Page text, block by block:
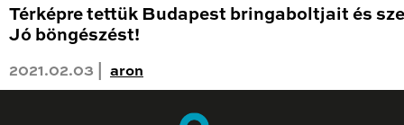
Térképre tettük Budapest bringaboltjait és
Jó böngészést!
2021.02.03 | aron